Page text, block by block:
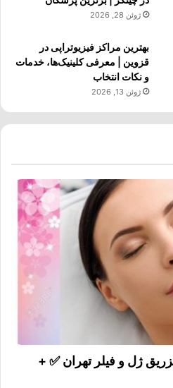
ژوئن 28, 2026
بهترین مراکز فیزیوتراپی در
قزوین | معرفی کلینیک‌ها، خدمات
و نکات انتخاب
ژوئن 13, 2026
تزریق ژل و فیلر تهران ✅ +